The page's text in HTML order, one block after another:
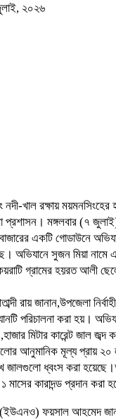
২০২৬
খাল রক্ষায় ময়মনসিংহের
প্রশাসন। মঙ্গলবার (৭
একটি গোডাউনে
অভিযানে সুজন মিয়া
গ্রামের হয়রত আলী
রায় জানান,উপজেলা
পরিচালনা করা হয়।
মিটার কারেন্ট জাল জব্দ
আনুমানিক মূল্য প্রায় ২০
জালগুলো ধ্বংস করা
মাসের কারাদন্ড প্রদান করা
(ইউএনও) ফয়সাল আহমেদ